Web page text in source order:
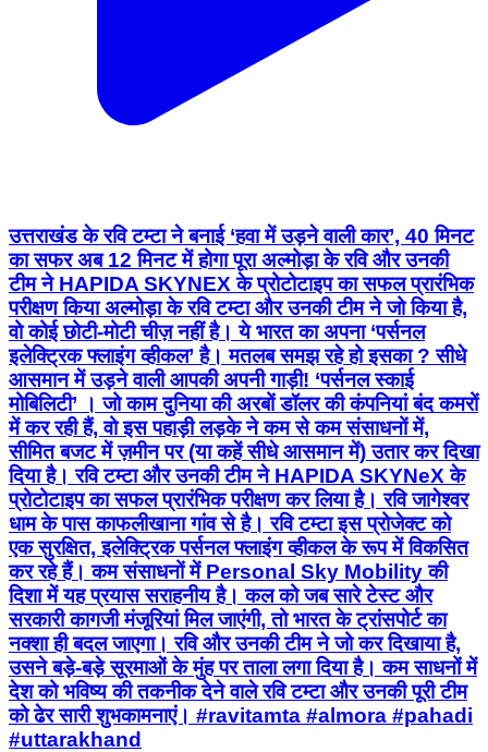
उत्तराखंड के रवि टम्टा ने बनाई ‘हवा में उड़ने वाली कार’, 40 मिनट
का सफर अब 12 मिनट में होगा पूरा अल्मोड़ा के रवि और उनकी
टीम ने HAPIDA SKYNEX के प्रोटोटाइप का सफल प्रारंभिक
परीक्षण किया अल्मोड़ा के रवि टम्टा और उनकी टीम ने जो किया है,
वो कोई छोटी-मोटी चीज़ नहीं है। ये भारत का अपना ‘पर्सनल
इलेक्ट्रिक फ्लाइंग व्हीकल’ है। मतलब समझ रहे हो इसका ? सीधे
आसमान में उड़ने वाली आपकी अपनी गाड़ी! ‘पर्सनल स्काई
मोबिलिटी’ । जो काम दुनिया की अरबों डॉलर की कंपनियां बंद कमरों
में कर रही हैं, वो इस पहाड़ी लड़के ने कम से कम संसाधनों में,
सीमित बजट में ज़मीन पर (या कहें सीधे आसमान में) उतार कर दिखा
दिया है। रवि टम्टा और उनकी टीम ने HAPIDA SKYNeX के
प्रोटोटाइप का सफल प्रारंभिक परीक्षण कर लिया है। रवि जागेश्वर
धाम के पास काफलीखाना गांव से है। रवि टम्टा इस प्रोजेक्ट को
एक सुरक्षित, इलेक्ट्रिक पर्सनल फ्लाइंग व्हीकल के रूप में विकसित
कर रहे हैं। कम संसाधनों में Personal Sky Mobility की
दिशा में यह प्रयास सराहनीय है। कल को जब सारे टेस्ट और
सरकारी कागजी मंजूरियां मिल जाएंगी, तो भारत के ट्रांसपोर्ट का
नक्शा ही बदल जाएगा। रवि और उनकी टीम ने जो कर दिखाया है,
उसने बड़े-बड़े सूरमाओं के मुंह पर ताला लगा दिया है। कम साधनों में
देश को भविष्य की तकनीक देने वाले रवि टम्टा और उनकी पूरी टीम
को ढेर सारी शुभकामनाएं। #ravitamta #almora #pahadi
#uttarakhand